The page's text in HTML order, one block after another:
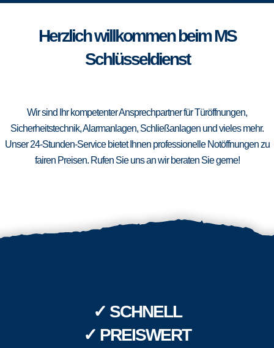
Herzlich willkommen beim MS
Schlüsseldienst
Wir sind Ihr kompetenter Ansprechpartner für Türöffnungen,
Sicherheitstechnik, Alarmanlagen, Schließanlagen und vieles mehr.
Unser 24-Stunden-Service bietet Ihnen professionelle Notöffnungen zu
fairen Preisen. Rufen Sie uns an wir beraten Sie gerne!
✓ SCHNELL
✓ PREISWERT